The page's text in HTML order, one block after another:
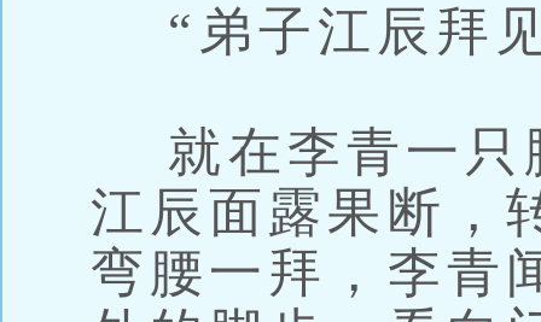
“弟子江辰拜
就在李青一只
江辰面露果断，
弯腰一拜，李青